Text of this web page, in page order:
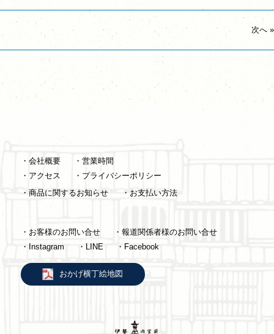
次へ»
・会社概要
・営業時間
・アクセス
・プライバシーポリシー
・商品に関するお知らせ
・お支払い方法
・お客様のお問い合せ
・報道関係者様のお問い合せ
・Instagram
・LINE ・Facebook
おかげ横丁絵地図